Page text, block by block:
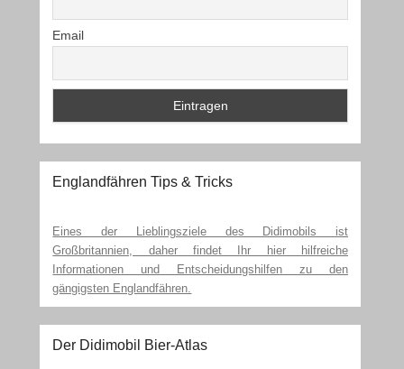
Email
Englandfähren Tips & Tricks
Eines der Lieblingsziele des Didimobils ist
Großbritannien, daher findet Ihr hier hilfreiche
Informationen und Entscheidungshilfen zu den
gängigsten Englandfähren.
Der Didimobil Bier-Atlas